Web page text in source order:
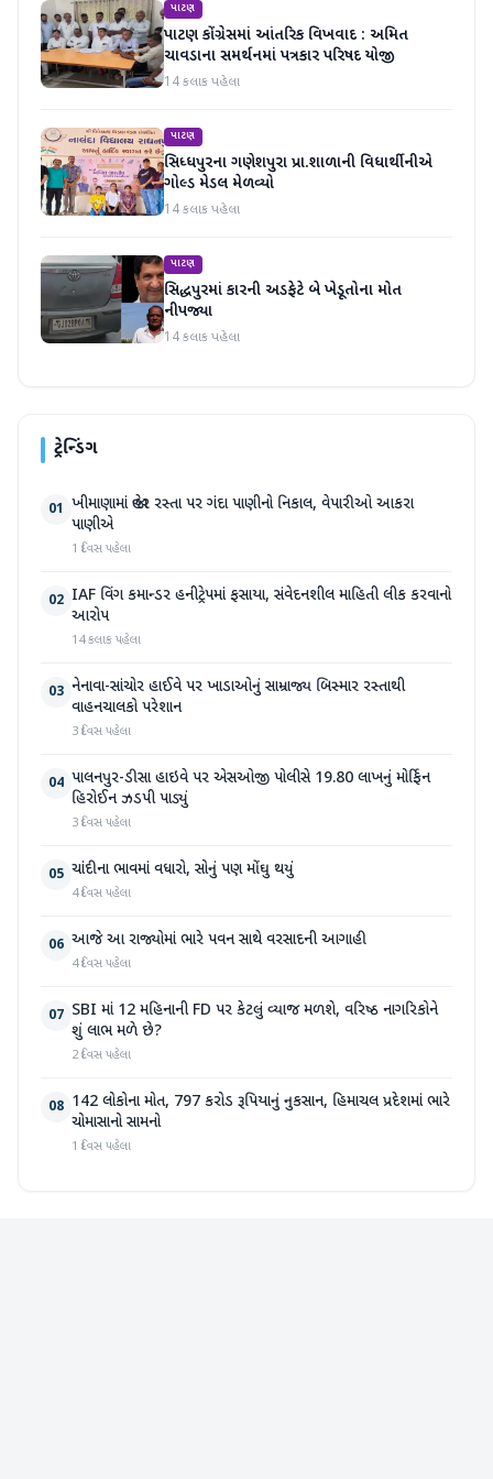
પાટણ
પાટણ કોંગ્રેસમાં આંતરિક વિખવાદ : અમિત
ચાવડાના સમર્થનમાં પત્રકાર પરિષદ યોજી
14 કલાક પહેલા
પાટણ
સિધ્ધપુરના ગણેશપુરા પ્રા.શાળાની વિધાર્થીનીએ
ગોલ્ડ મેડલ મેળવ્યો
14 કલાક પહેલા
પાટણ
સિદ્ધપુરમાં કારની અડફેટે બે ખેડૂતોના મોત
નીપજ્યા
14 કલાક પહેલા
ટ્રેન્ડિંગ
01 ખીમાણામાં જાહેર રસ્તા પર ગંદા પાણીનો નિકાલ, વેપારીઓ આકરા
પાણીએ
1 દિવસ પહેલા
02 IAF વિંગ કમાન્ડર હનીટ્રેપમાં ફસાયા, સંવેદનશીલ માહિતી લીક કરવાનો
આરોપ
14 કલાક પહેલા
03 નેનાવા-સાંચોર હાઈવે પર ખાડાઓનું સામ્રાજ્ય બિસ્માર રસ્તાથી
વાહનચાલકો પરેશાન
3 દિવસ પહેલા
04 પાલનપુર-ડીસા હાઇવે પર એસઓજી પોલીસે 19.80 લાખનું મોર્ફિન
હિરોઈન ઝડપી પાડ્યું
3 દિવસ પહેલા
05 ચાંદીના ભાવમાં વધારો, સોનું પણ મોંઘુ થયું
4 દિવસ પહેલા
06 આજે આ રાજ્યોમાં ભારે પવન સાથે વરસાદની આગાહી
4 દિવસ પહેલા
07 SBI માં 12 મહિનાની FD પર કેટલું વ્યાજ મળશે, વરિષ્ઠ નાગરિકોને
શું લાભ મળે છે?
2 દિવસ પહેલા
08 142 લોકોના મોત, 797 કરોડ રૂપિયાનું નુકસાન, હિમાચલ પ્રદેશમાં ભારે
ચોમાસાનો સામનો
1 દિવસ પહેલા